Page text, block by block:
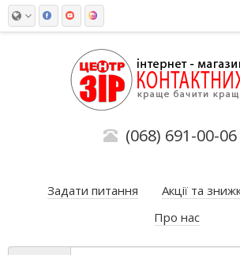
(068) 691-00-06
Задати питання Акції та
Про нас